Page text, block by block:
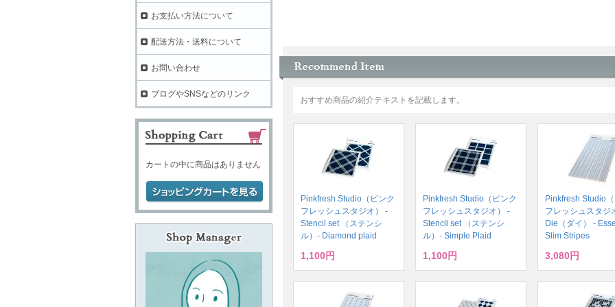
おすすめ商品の紹介テキストを記載します。
Pinkfresh Studio（ピンク
フレッシュスタジオ） -
Stencil set （ステンシ
ル）- Diamond plaid
1,100円
Pinkfresh Studio（ピンク
フレッシュスタジオ） -
Stencil set （ステンシ
ル）- Simple Plaid
1,100円
Pinkfresh Studio
フレッシュスタジ
Die（ダイ） -
Slim Stripes
3,080円
お支払い方法について
配送方法・送料について
お問い合わせ
ブログやSNSなどのリンク
カートの中に商品はありません